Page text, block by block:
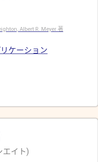
Albert R. Meyer 著
ケーション
エイト)